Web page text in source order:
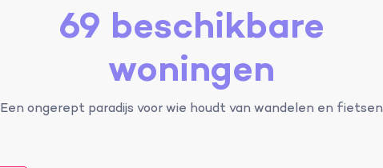
69 beschikbare
woningen
Een ongerept paradijs voor wie houdt van wandelen en fietsen